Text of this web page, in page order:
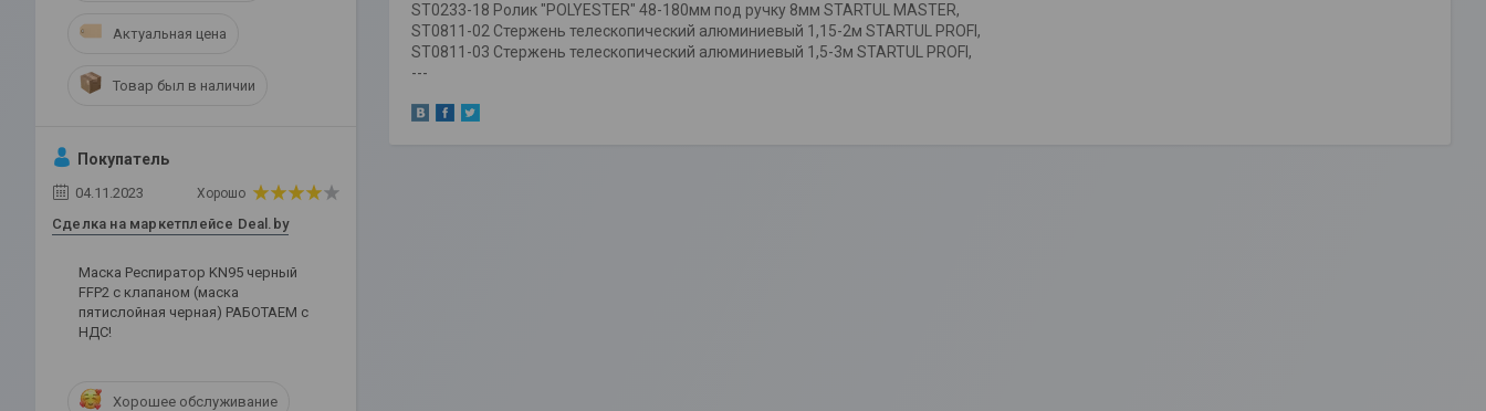
ST0233-18 Ролик "POLYESTER" 48-180мм под ручку 8мм STARTUL MASTER,
ST0811-02 Стержень телескопический алюминиевый 1,15-2м STARTUL PROFI,
ST0811-03 Стержень телескопический алюминиевый 1,5-3м STARTUL PROFI,
---
Актуальная цена
Товар был в наличии
Покупатель
04.11.2023 Хорошо
Сделка на маркетплейсе Deal.by
Маска Респиратор KN95 черный
FFP2 с клапаном (маска
пятислойная черная) РАБОТАЕМ с
НДС!
Хорошее обслуживание